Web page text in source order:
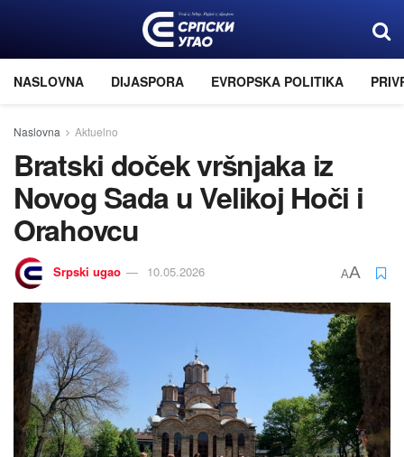
NASLOVNA DIJASPORA EVROPSKA POLITIKA
Naslovna Aktuelno
Bratski doček vršnjaka iz
Novog Sada u Velikoj Hoči i
Orahovcu
Srpski ugao 10.05.2026 AA